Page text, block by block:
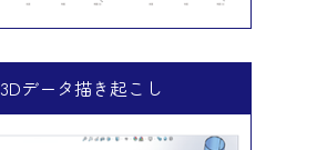
3Dデータ描き起こし